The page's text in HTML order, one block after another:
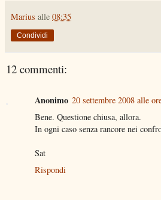
Marius alle 08:35
Condividi
12 commenti:
Anonimo 20 settembre 2008 alle
Bene. Questione chiusa, allora.
In ogni caso senza rancore nei
Sat
Rispondi